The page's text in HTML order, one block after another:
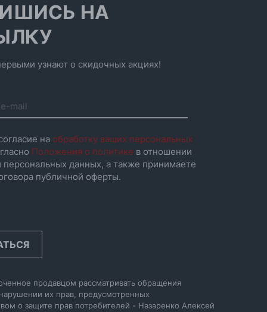
НА
узнают о скидочных акциях!
на обработку ваших персональных
Положения о политике в отношении
персональных данных, а также принимаете
публичной оферты.
продавцом рассматривать обращения
их прав, предусмотренных
о защите прав потребителей - Назаренко Алексей